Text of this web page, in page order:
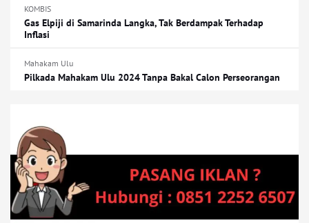
KOMBIS
Gas Elpiji di Samarinda Langka, Tak Berdampak Terhadap
Inflasi
Mahakam Ulu
Pilkada Mahakam Ulu 2024 Tanpa Bakal Calon Perseorangan